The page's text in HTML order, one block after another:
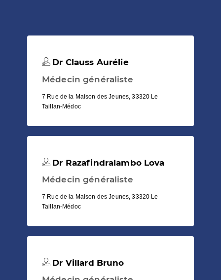
Dr Clauss Aurélie
Médecin généraliste
7 Rue de la Maison des Jeunes, 33320 Le
Taillan-Médoc
Dr Razafindralambo Lova
Médecin généraliste
7 Rue de la Maison des Jeunes, 33320 Le
Taillan-Médoc
Dr Villard Bruno